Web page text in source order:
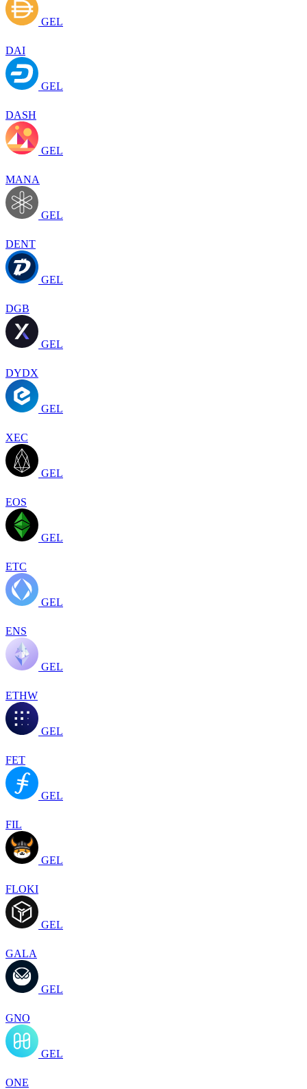
GEL
DAI
GEL
DASH
GEL
MANA
GEL
DENT
GEL
DGB
GEL
DYDX
GEL
XEC
GEL
EOS
GEL
ETC
GEL
ENS
GEL
ETHW
GEL
FET
GEL
FIL
GEL
FLOKI
GEL
GALA
GEL
GNO
GEL
ONE